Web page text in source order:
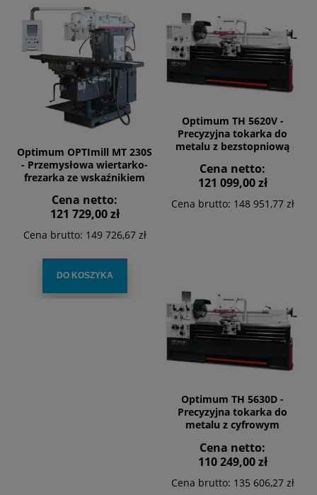
Optimum OPTImill MT 230S
- Przemysłowa wiertarko-
frezarka ze wskaźnikiem
Cena netto:
121 729,00 zł
Cena brutto: 149 726,67 zł
DO KOSZYKA
Optimum TH 5620V -
Precyzyjna tokarka do
metalu z bezstopniową
Cena netto:
121 099,00 zł
Cena brutto: 148 951,77 zł
Optimum TH 5630D -
Precyzyjna tokarka do
metalu z cyfrowym
DPA 21
Cena netto:
110 249,00 zł
Cena brutto: 135 606,27 zł